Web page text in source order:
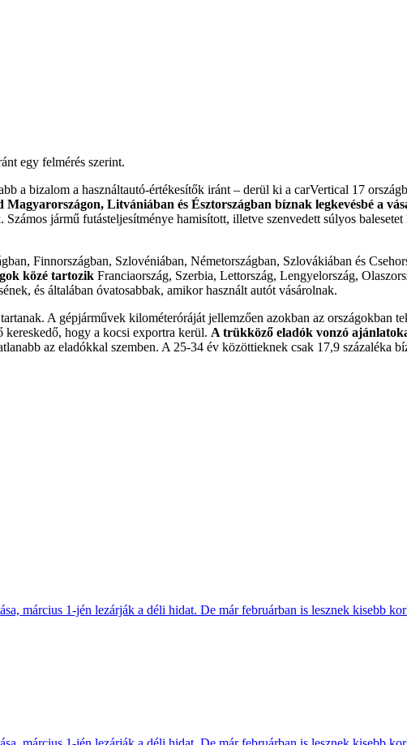
egy felmérés szerint.
a bizalom a használtautó-értékesítők iránt – derül ki a carVertical 17
Litvániában és Észtországban bíznak legkevésbé a
jármű futásteljesítménye hamisított, illetve szenvedett súlyos
Finnországban, Szlovéniában, Németországban, Szlovákiában és
közé tartozik Franciaország, Szerbia, Lettország, Lengyelország,
és általában óvatosabbak, amikor használt autót vásárolnak.
A gépjárművek kilométeróráját jellemzően azokban az országokban
kereskedő, hogy a kocsi exportra kerül. A trükköző eladók vonzó
az eladókkal szemben. A 25-34 év közöttieknek csak 17,9 százaléka
március 1-jén lezárják a déli hidat. De már februárban is lesznek kisebb